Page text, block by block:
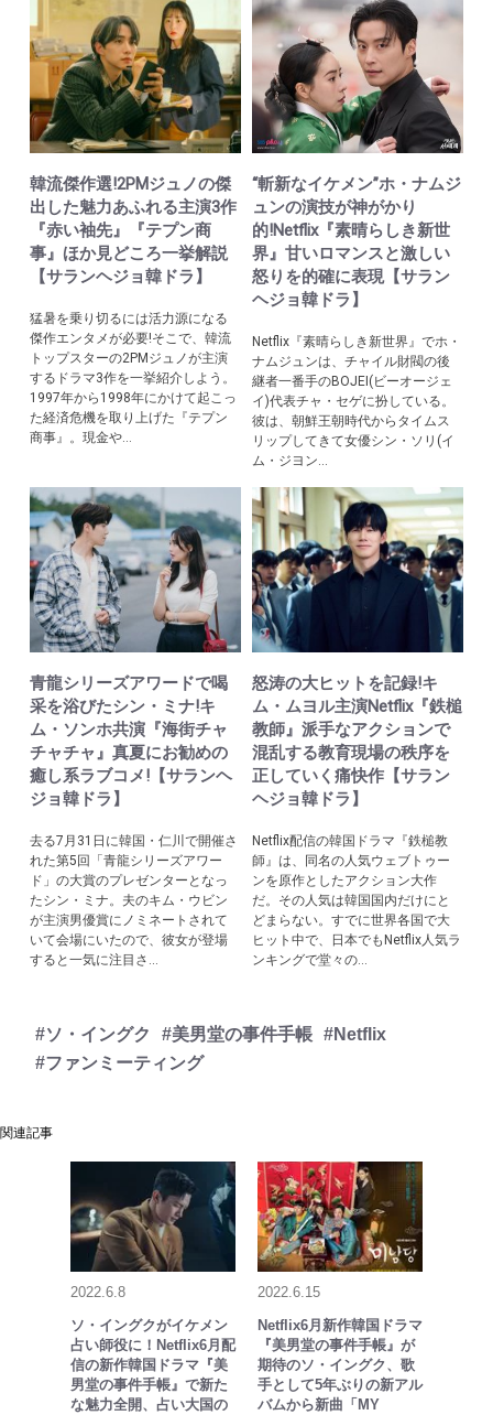
韓流傑作選!2PMジュノの傑
出した魅力あふれる主演3作
『赤い袖先』『テプン商
事』ほか見どころ一挙解説
【サランヘジョ韓ドラ】
猛暑を乗り切るには活力源になる
傑作エンタメが必要!そこで、韓流
トップスターの2PMジュノが主演
するドラマ3作を一挙紹介しよう。
1997年から1998年にかけて起こっ
た経済危機を取り上げた『テプン
商事』。現金や...
“斬新なイケメン”ホ・ナムジ
ュンの演技が神がかり
的!Netflix『素晴らしき新世
界』甘いロマンスと激しい
怒りを的確に表現【サラン
ヘジョ韓ドラ】
Netflix『素晴らしき新世界』でホ・
ナムジュンは、チャイル財閥の後
継者一番手のBOJEI(ビーオージェ
イ)代表チャ・セゲに扮している。
彼は、朝鮮王朝時代からタイムス
リップしてきて女優シン・ソリ(イ
ム・ジヨン...
青龍シリーズアワードで喝
采を浴びたシン・ミナ!キ
ム・ソンホ共演『海街チャ
チャチャ』真夏にお勧めの
癒し系ラブコメ!【サランヘ
ジョ韓ドラ】
去る7月31日に韓国・仁川で開催さ
れた第5回「青龍シリーズアワー
ド」の大賞のプレゼンターとなっ
たシン・ミナ。夫のキム・ウビン
が主演男優賞にノミネートされて
いて会場にいたので、彼女が登場
すると一気に注目さ...
怒涛の大ヒットを記録!キ
ム・ムヨル主演Netflix『鉄槌
教師』派手なアクションで
混乱する教育現場の秩序を
正していく痛快作【サラン
ヘジョ韓ドラ】
Netflix配信の韓国ドラマ『鉄槌教
師』は、同名の人気ウェブトゥー
ンを原作としたアクション大作
だ。その人気は韓国国内だけにと
どまらない。すでに世界各国で大
ヒット中で、日本でもNetflix人気ラ
ンキングで堂々の...
#ソ・イングク #美男堂の事件手帳 #Netflix
#ファンミーティング
関連記事
2022.6.8
ソ・イングクがイケメン
占い師役に！Netflix6月配
信の新作韓国ドラマ『美
男堂の事件手帳』で新た
な魅力全開、占い大国の
2022.6.15
Netflix6月新作韓国ドラマ
『美男堂の事件手帳』が
期待のソ・イングク、歌
手として5年ぶりの新アル
バムから新曲「MY